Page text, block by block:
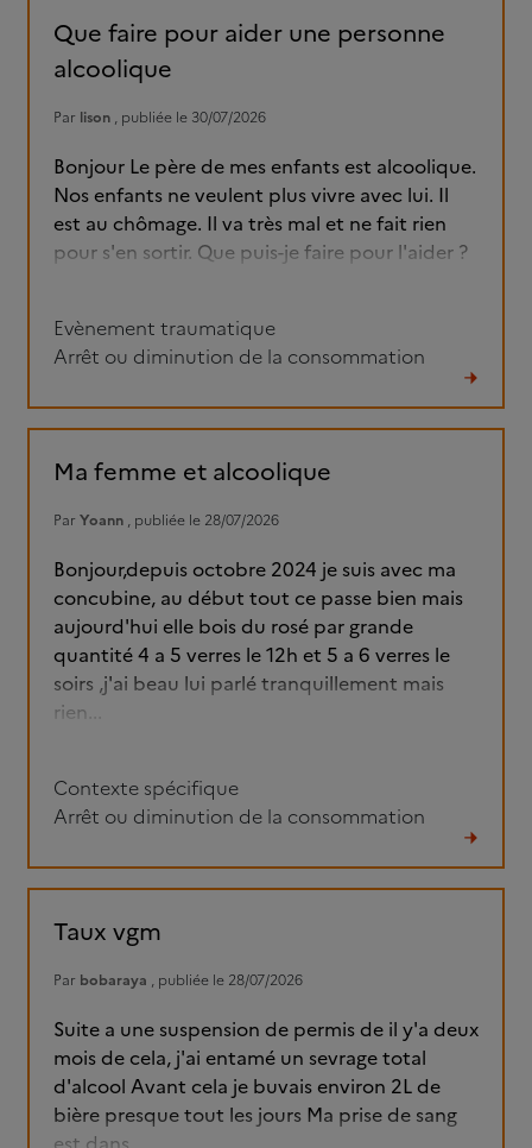
Que faire pour aider une personne
alcoolique
Par lison , publiée le 30/07/2026
Bonjour Le père de mes enfants est alcoolique.
Nos enfants ne veulent plus vivre avec lui. Il
est au chômage. Il va très mal et ne fait rien
pour s'en sortir. Que puis-je faire pour l'aider ?
Evènement traumatique
Arrêt ou diminution de la consommation
le
Ma femme et alcoolique
Par Yoann , publiée le 28/07/2026
Bonjour,depuis octobre 2024 je suis avec ma
concubine, au début tout ce passe bien mais
aujourd'hui elle bois du rosé par grande
quantité 4 a 5 verres le 12h et 5 a 6 verres le
soirs ,j'ai beau lui parlé tranquillement mais
rien...
Contexte spécifique
Arrêt ou diminution de la consommation
le
Taux vgm
Par bobaraya , publiée le 28/07/2026
Suite a une suspension de permis de il y'a deux
mois de cela, j'ai entamé un sevrage total
d'alcool Avant cela je buvais environ 2L de
bière presque tout les jours Ma prise de sang